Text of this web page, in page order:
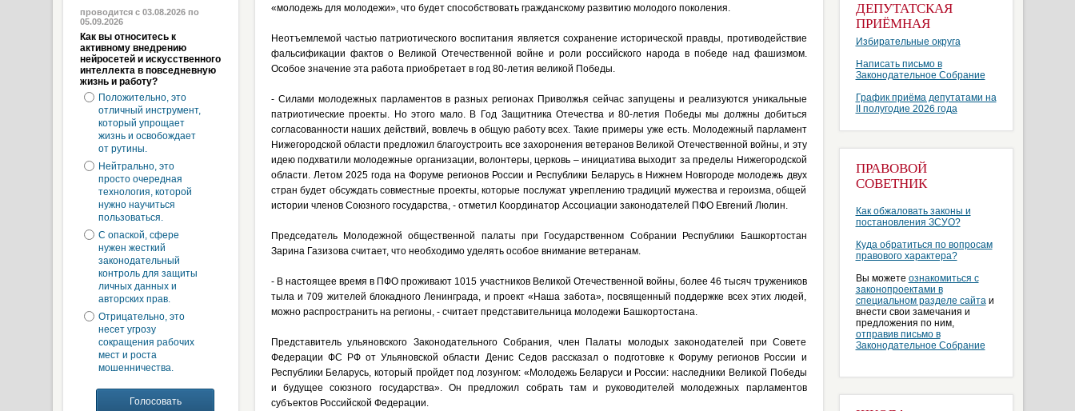
проводится с 03.08.2026 по
05.09.2026
Как вы относитесь к
активному внедрению
нейросетей и искусственного
интеллекта в повседневную
жизнь и работу?
Положительно, это
отличный инструмент,
который упрощает
жизнь и освобождает
от рутины.
Нейтрально, это
просто очередная
технология, которой
нужно научиться
пользоваться.
С опаской, сфере
нужен жесткий
законодательный
контроль для защиты
личных данных и
авторских прав.
Отрицательно, это
несет угрозу
сокращения рабочих
мест и роста
мошенничества.
«молодежь для молодежи», что будет способствовать гражданскому развитию молодого поколения.
Неотъемлемой частью патриотического воспитания является сохранение исторической правды, противодействие
фальсификации фактов о Великой Отечественной войне и роли российского народа в победе над фашизмом.
Особое значение эта работа приобретает в год 80-летия великой Победы.
- Силами молодежных парламентов в разных регионах Приволжья сейчас запущены и реализуются уникальные
патриотические проекты. Но этого мало. В Год Защитника Отечества и 80-летия Победы мы должны добиться
согласованности наших действий, вовлечь в общую работу всех. Такие примеры уже есть. Молодежный парламент
Нижегородской области предложил благоустроить все захоронения ветеранов Великой Отечественной войны, и эту
идею подхватили молодежные организации, волонтеры, церковь – инициатива выходит за пределы Нижегородской
области. Летом 2025 года на Форуме регионов России и Республики Беларусь в Нижнем Новгороде молодежь двух
стран будет обсуждать совместные проекты, которые послужат укреплению традиций мужества и героизма, общей
истории членов Союзного государства, - отметил Координатор Ассоциации законодателей ПФО Евгений Люлин.
Председатель Молодежной общественной палаты при Государственном Собрании Республики Башкортостан
Зарина Газизова считает, что необходимо уделять особое внимание ветеранам.
- В настоящее время в ПФО проживают 1015 участников Великой Отечественной войны, более 46 тысяч тружеников
тыла и 709 жителей блокадного Ленинграда, и проект «Наша забота», посвященный поддержке всех этих людей,
можно распространить на регионы, - считает представительница молодежи Башкортостана.
Представитель ульяновского Законодательного Собрания, член Палаты молодых законодателей при Совете
Федерации ФС РФ от Ульяновской области Денис Седов рассказал о подготовке к Форуму регионов России и
Республики Беларусь, который пройдет под лозунгом: «Молодежь Беларуси и России: наследники Великой Победы
и будущее союзного государства». Он предложил собрать там и руководителей молодежных парламентов
субъектов Российской Федерации.
ДЕПУТАТСКАЯ
ПРИЁМНАЯ
Избирательные округа
Написать письмо в
Законодательное Собрание
График приёма депутатами на
II полугодие 2026 года
ПРАВОВОЙ
СОВЕТНИК
Как обжаловать законы и
постановления ЗСУО?
Куда обратиться по вопросам
правового характера?
Вы можете ознакомиться с
законопроектами в
специальном разделе сайтаи
внести свои замечания и
предложения по ним,
отправив письмо в
Законодательное Собрание